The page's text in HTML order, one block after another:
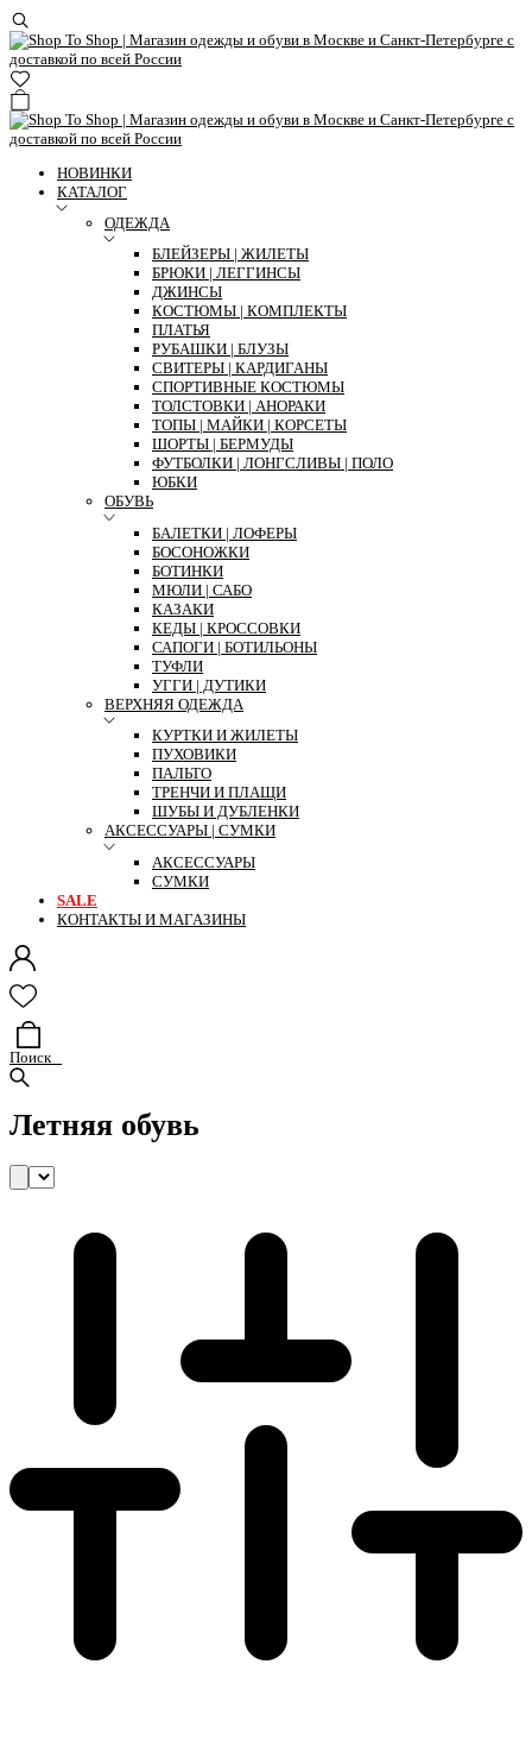
НОВИНКИ
КАТАЛОГ
ОДЕЖДА
БЛЕЙЗЕРЫ | ЖИЛЕТЫ
БРЮКИ | ЛЕГГИНСЫ
ДЖИНСЫ
КОСТЮМЫ | КОМПЛЕКТЫ
ПЛАТЬЯ
РУБАШКИ | БЛУЗЫ
СВИТЕРЫ | КАРДИГАНЫ
СПОРТИВНЫЕ КОСТЮМЫ
ТОЛСТОВКИ | АНОРАКИ
ТОПЫ | МАЙКИ | КОРСЕТЫ
ШОРТЫ | БЕРМУДЫ
ФУТБОЛКИ | ЛОНГСЛИВЫ | ПОЛО
ЮБКИ
ОБУВЬ
БАЛЕТКИ | ЛОФЕРЫ
БОСОНОЖКИ
БОТИНКИ
МЮЛИ | САБО
КАЗАКИ
КЕДЫ | КРОССОВКИ
САПОГИ | БОТИЛЬОНЫ
ТУФЛИ
УГГИ | ДУТИКИ
ВЕРХНЯЯ ОДЕЖДА
КУРТКИ И ЖИЛЕТЫ
ПУХОВИКИ
ПАЛЬТО
ТРЕНЧИ И ПЛАЩИ
ШУБЫ И ДУБЛЕНКИ
АКСЕССУАРЫ | СУМКИ
АКСЕССУАРЫ
СУМКИ
SALE
КОНТАКТЫ И МАГАЗИНЫ
Поиск
Летняя обувь